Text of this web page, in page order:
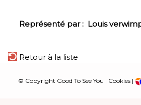
Représenté par : Louis
Retour à la liste
© Copyright Good To See You | Cookies|